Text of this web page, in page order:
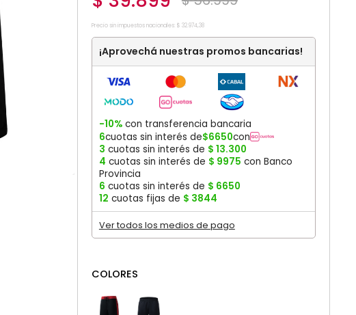
Precio sin impuestos nacionales: $ 32.974,38
¡Aprovechá nuestras promos bancarias!
-10%con transferencia bancaria
6cuotas sin interés de$6650con
3 cuotas sin interés de $ 13.300
4 cuotas sin interés de $ 9975 con Banco
Provincia
6 cuotas sin interés de $ 6650
12 cuotas fijas de $ 3844
Ver todos los medios de pago
COLORES